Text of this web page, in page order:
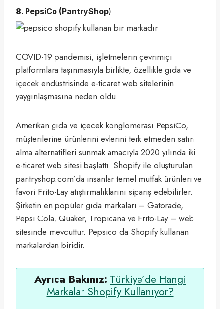
8. PepsiCo (PantryShop)
COVID-19 pandemisi, işletmelerin çevrimiçi
platformlara taşınmasıyla birlikte, özellikle gıda ve
içecek endüstrisinde e-ticaret web sitelerinin
yaygınlaşmasına neden oldu.
Amerikan gıda ve içecek konglomerası PepsiCo,
müşterilerine ürünlerini evlerini terk etmeden satın
alma alternatifleri sunmak amacıyla 2020 yılında iki
e-ticaret web sitesi başlattı. Shopify ile oluşturulan
pantryshop.com’da insanlar temel mutfak ürünleri ve
favori Frito-Lay atıştırmalıklarını sipariş edebilirler.
Şirketin en popüler gıda markaları – Gatorade,
Pepsi Cola, Quaker, Tropicana ve Frito-Lay – web
sitesinde mevcuttur. Pepsico da Shopify kullanan
markalardan biridir.
Ayrıca Bakınız: Türkiye’de Hangi
Markalar Shopify Kullanıyor?